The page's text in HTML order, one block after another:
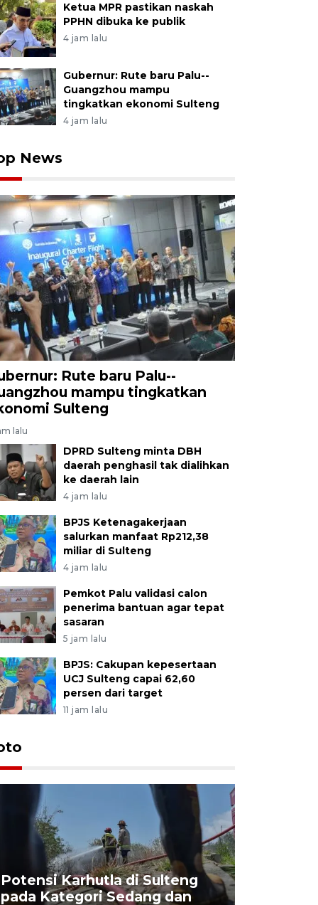
Ketua MPR pastikan naskah
PPHN dibuka ke publik
4 jam lalu
Gubernur: Rute baru Palu--
Guangzhou mampu
tingkatkan ekonomi Sulteng
4 jam lalu
News
Rute baru Palu--
mampu tingkatkan
Sulteng
lalu
DPRD Sulteng minta DBH
daerah penghasil tak dialihkan
ke daerah lain
4 jam lalu
BPJS Ketenagakerjaan
salurkan manfaat Rp212,38
miliar di Sulteng
4 jam lalu
Pemkot Palu validasi calon
penerima bantuan agar tepat
sasaran
5 jam lalu
BPJS: Cakupan kepesertaan
UCJ Sulteng capai 62,60
persen dari target
11 jam lalu
Potensi Karhutla di Sulteng
pada Kategori Sedang dan